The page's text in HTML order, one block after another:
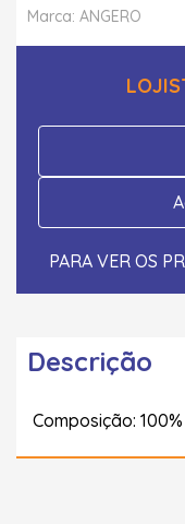
Marca: ANGERO
PARA VER OS
Descrição
Composição: